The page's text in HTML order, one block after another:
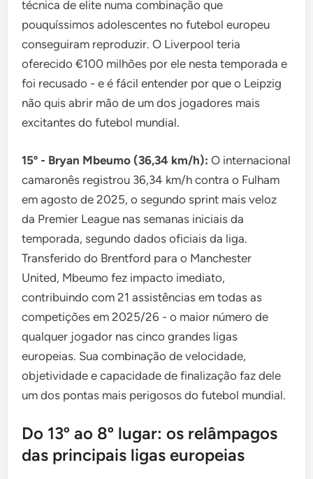
técnica de elite numa combinação que
pouquíssimos adolescentes no futebol europeu
conseguiram reproduzir. O Liverpool teria
oferecido €100 milhões por ele nesta temporada e
foi recusado - e é fácil entender por que o Leipzig
não quis abrir mão de um dos jogadores mais
excitantes do futebol mundial.
15º - Bryan Mbeumo (36,34 km/h): O internacional
camaronês registrou 36,34 km/h contra o Fulham
em agosto de 2025, o segundo sprint mais veloz
da Premier League nas semanas iniciais da
temporada, segundo dados oficiais da liga.
Transferido do Brentford para o Manchester
United, Mbeumo fez impacto imediato,
contribuindo com 21 assistências em todas as
competições em 2025/26 - o maior número de
qualquer jogador nas cinco grandes ligas
europeias. Sua combinação de velocidade,
objetividade e capacidade de finalização faz dele
um dos pontas mais perigosos do futebol mundial.
Do 13º ao 8º lugar: os relâmpagos
das principais ligas europeias